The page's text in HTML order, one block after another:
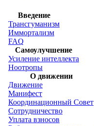
Введение
Трансгуманизм
Иммортализм
FAQ
Самоулучшение
Усиление интеллекта
Ноотропы
О движении
Движение
Манифест
Координационный Совет
Сотрудничество
Уплата взносов